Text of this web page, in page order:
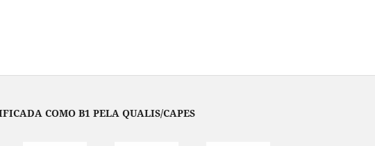
COMO B1 PELA QUALIS/CAPES